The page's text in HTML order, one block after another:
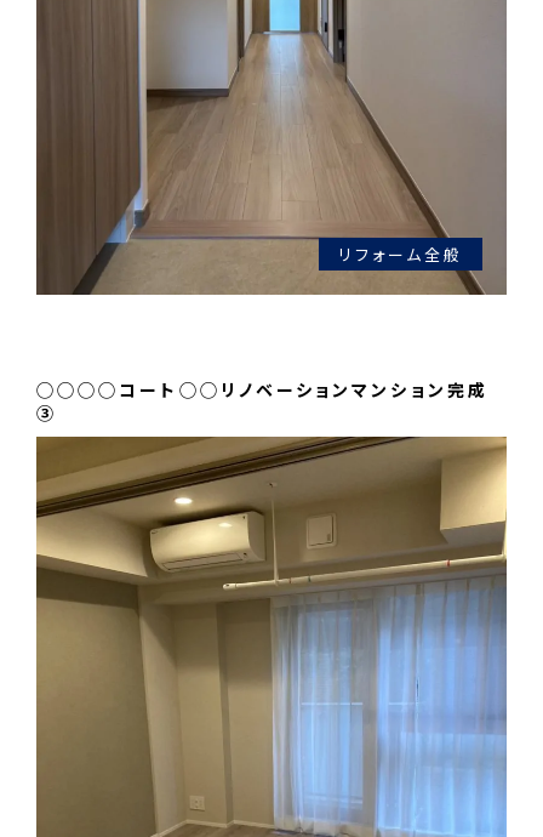
リフォーム全般
◯◯◯◯コート◯◯リノベーションマンション完成
③